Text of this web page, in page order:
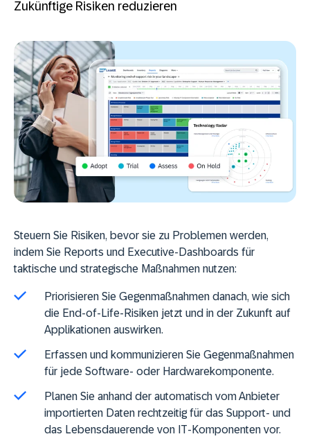
Zukünftige Risiken reduzieren
Steuern Sie Risiken, bevor sie zu Problemen werden,
indem Sie Reports und Executive-Dashboards für
taktische und strategische Maßnahmen nutzen:
Priorisieren Sie Gegenmaßnahmen danach, wie sich
die End-of-Life-Risiken jetzt und in der Zukunft auf
Applikationen auswirken.
Erfassen und kommunizieren Sie Gegenmaßnahmen
für jede Software- oder Hardwarekomponente.
Planen Sie anhand der automatisch vom Anbieter
importierten Daten rechtzeitig für das Support- und
das Lebensdauerende von IT-Komponenten vor.